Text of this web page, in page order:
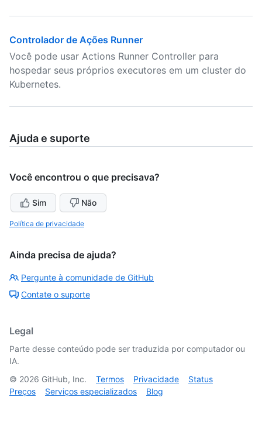
Controlador de Ações Runner
Você pode usar Actions Runner Controller para
hospedar seus próprios executores em um cluster do
Kubernetes.
Ajuda e suporte
Você encontrou o que precisava?
Sim Não
Política de privacidade
Ainda precisa de ajuda?
Pergunte à comunidade de GitHub
Contate o suporte
Legal
Parte desse conteúdo pode ser traduzida por computador ou
IA.
© 2026 GitHub, Inc. Termos Privacidade
Status
Preços
Serviços especializados Blog